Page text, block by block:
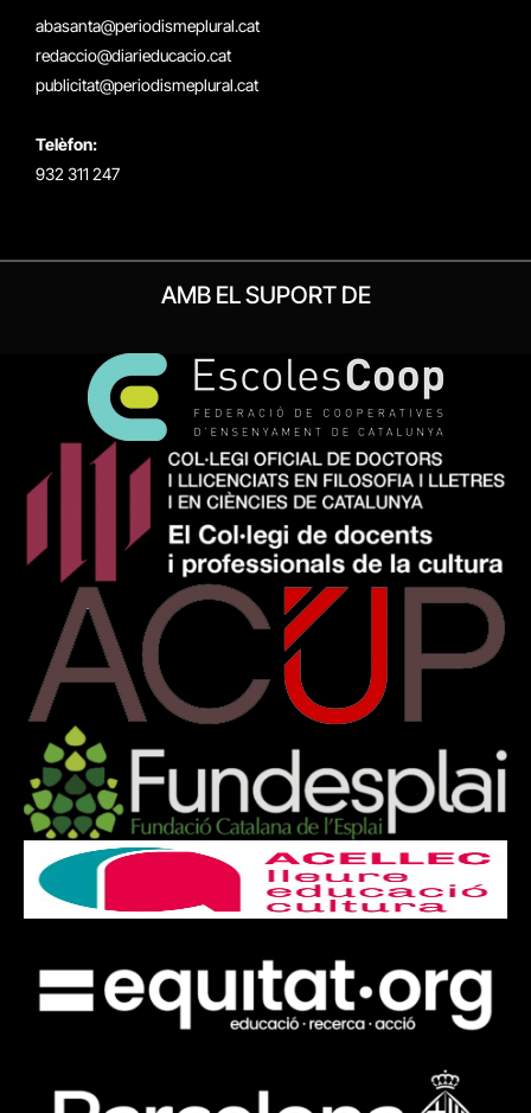
abasanta@periodismeplural.cat
redaccio@diarieducacio.cat
publicitat@periodismeplural.cat
Telèfon:
932 311 247
AMB EL SUPORT DE